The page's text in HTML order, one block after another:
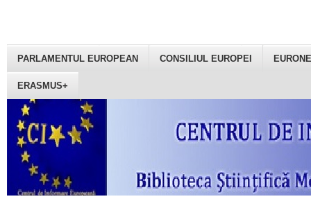
PARLAMENTUL EUROPEAN CONSILIUL EUROPEI
ERASMUS+